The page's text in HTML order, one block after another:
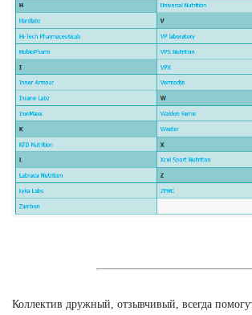
Коллектив дружный, отзывчивый, всегда